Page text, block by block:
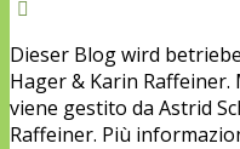
Dieser Blog wird
Hager & Karin
viene gestito da Astrid
Raffeiner. Più